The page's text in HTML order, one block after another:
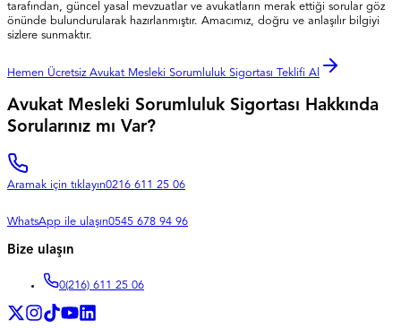
tarafından, güncel yasal mevzuatlar ve avukatların merak ettiği sorular göz
önünde bulundurularak hazırlanmıştır. Amacımız, doğru ve anlaşılır bilgiyi
sizlere sunmaktır.
Hemen Ücretsiz Avukat Mesleki Sorumluluk Sigortası Teklifi Al
Avukat Mesleki Sorumluluk Sigortası Hakkında
Sorularınız mı Var?
Aramak için tıklayın0216 611 25 06
WhatsApp ile ulaşın0545 678 94 96
Bize ulaşın
0(216) 611 25 06